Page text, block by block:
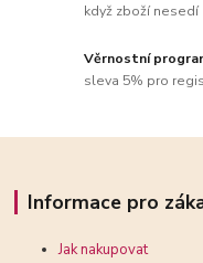
když zboží nesedí
Věrnostní
sleva 5% pro
Informace pro
Jak nakupovat